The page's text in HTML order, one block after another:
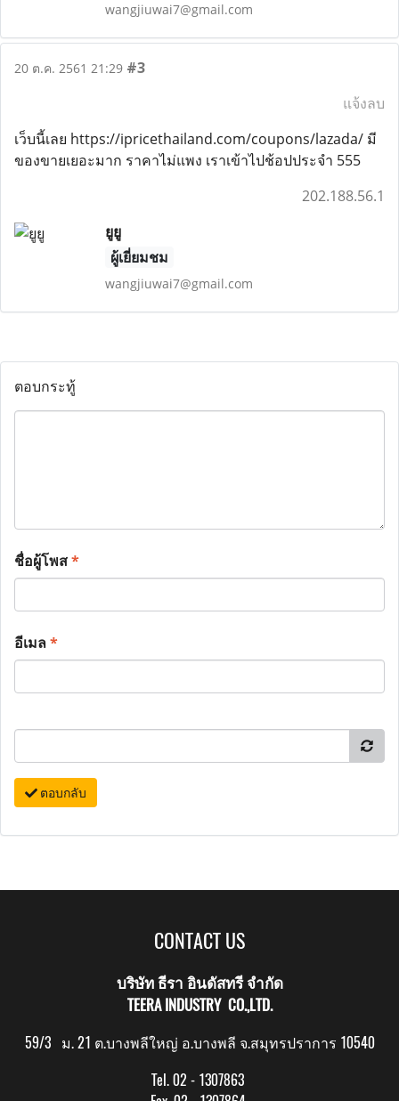
wangjiuwai7@gmail.com
20 ต.ค. 2561 21:29 #3
แจ้งลบ
เว็บนี้เลย https://ipricethailand.com/coupons/lazada/ มี
ของขายเยอะมาก ราคาไม่แพง เราเข้าไปช้อปประจำ 555
202.188.56.1
ยูยู
ผู้เยี่ยมชม
wangjiuwai7@gmail.com
ตอบกระทู้
ชื่อผู้โพส*
อีเมล*
ตอบกลับ
CONTACT US
บริษัท ธีรา อินดัสทรี จำกัด
TEERA INDUSTRY CO.,LTD.
59/3 ม. 21 ต.บางพลีใหญ่ อ.บางพลี จ.สมุทรปราการ 10540
Tel. 02 - 1307863